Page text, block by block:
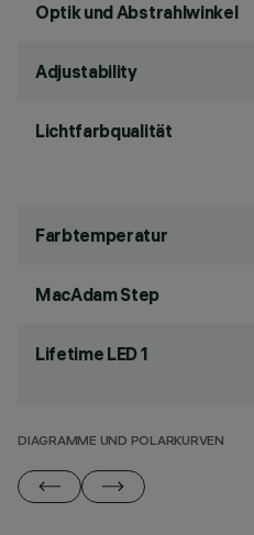
Optik und Abstrahlwinkel
Adjustability
Lichtfarbqualität
Farbtemperatur
MacAdam Step
Lifetime LED 1
DIAGRAMME UND POLARKURVEN